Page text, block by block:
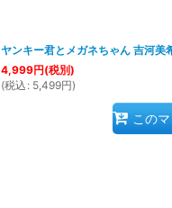
ヤンキー君とメガネちゃん 吉河美
4,999円(税別)
(税込 : 5,499円)
この